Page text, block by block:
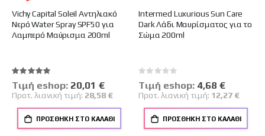
Vichy Capital Soleil Αντηλιακό
Νερό Water Spray SPF50 για
Λαμπερό Μαύρισμα 200ml
Βαθμολογία:
100%
Tιμή eshop: Ειδική
Τιμή
20,01 €
Προτ. λιανική τιμή: 28,58 €
ΠΡΟΣΘΉΚΗ ΣΤΟ ΚΑΛΆΘΙ
Intermed Luxurious Sun Care
Dark Λάδι Μαυρίσματος για το
Σώμα 200ml
Rating:
0%
Tιμή eshop: Ειδική
Τιμή
4,68 €
Προτ. λιανική τιμή: 12,27 €
ΠΡΟΣΘΉΚΗ ΣΤΟ ΚΑΛΆΘΙ